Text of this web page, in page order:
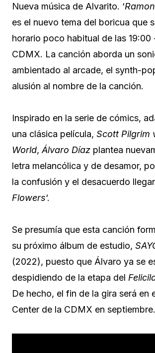
Nueva música de Alvarito. ‘
es el nuevo tema del boricua que
horario poco habitual de las 19:00
CDMX. La canción aborda un
ambientado al arcade, el synth-
alusión al nombre de la canción.
Inspirado en la serie de cómics,
una clásica película, Scott Pilgrim
World, Álvaro Díaz plantea
letra melancólica y de desamor,
la confusión y el desacuerdo
Flowers‘.
Se presumía que esta canción
su próximo álbum de estudio,
(2022), puesto que Álvaro ya se
despidiendo de la etapa del
De hecho, el fin de la gira será en
Center de la CDMX en septiembre.